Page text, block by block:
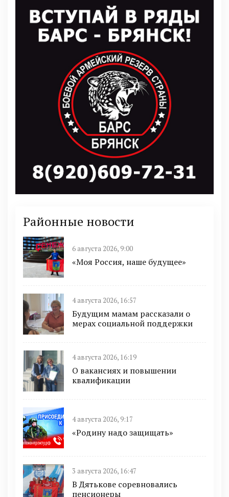
Районные новости
6 августа 2026, 9:00
«Моя Россия, наше будущее»
4 августа 2026, 16:57
Будущим мамам рассказали о
мерах социальной поддержки
4 августа 2026, 16:19
О вакансиях и повышении
квалификации
4 августа 2026, 9:17
«Родину надо защищать»
3 августа 2026, 16:47
В Дятькове соревновались
пенсионеры